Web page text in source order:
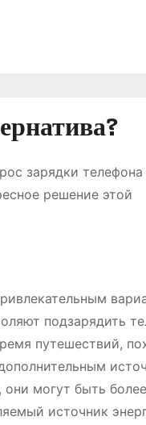
зарядки телефона
решение этой
подзарядить
путешествий,
они могут быть более
источник